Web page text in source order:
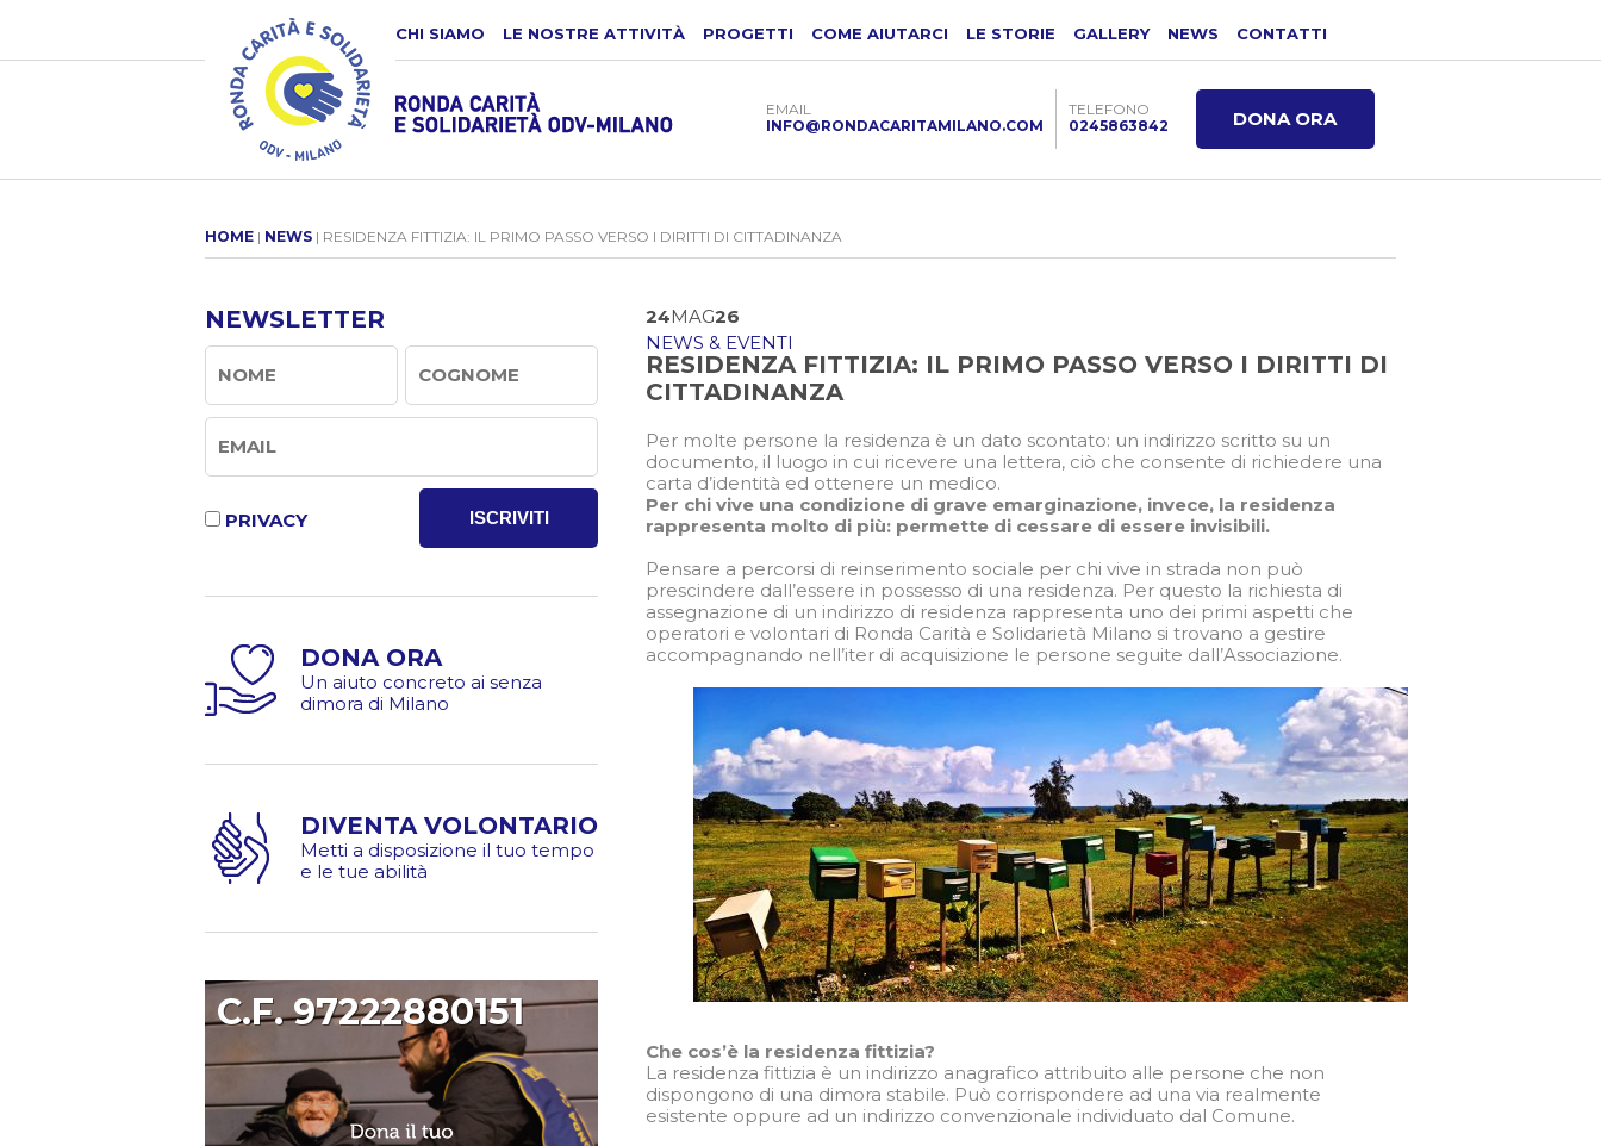
CHI SIAMO LE NOSTRE ATTIVITÀ PROGETTI COME AIUTARCI LE STORIE GALLERY NEWS CONTATTI
EMAIL
INFO@RONDACARITAMILANO.COM
TELEFONO
0245863842
DONA ORA
HOME | NEWS | RESIDENZA FITTIZIA: IL PRIMO PASSO VERSO I DIRITTI DI CITTADINANZA
NEWSLETTER
PRIVACY ISCRIVITI
DONA ORA
Un aiuto concreto ai senza
dimora di Milano
DIVENTA VOLONTARIO
Metti a disposizione il tuo tempo
e le tue abilità
C.F. 97222880151
24MAG26
NEWS & EVENTI
RESIDENZA FITTIZIA: IL PRIMO PASSO VERSO I DIRITTI DI
CITTADINANZA
Per molte persone la residenza è un dato scontato: un indirizzo scritto su un
documento, il luogo in cui ricevere una lettera, ciò che consente di richiedere una
carta d’identità ed ottenere un medico.
Per chi vive una condizione di grave emarginazione, invece, la residenza
rappresenta molto di più: permette di cessare di essere invisibili.
Pensare a percorsi di reinserimento sociale per chi vive in strada non può
prescindere dall’essere in possesso di una residenza. Per questo la richiesta di
assegnazione di un indirizzo di residenza rappresenta uno dei primi aspetti che
operatori e volontari di Ronda Carità e Solidarietà Milano si trovano a gestire
accompagnando nell’iter di acquisizione le persone seguite dall’Associazione.
Che cos’è la residenza fittizia?
La residenza fittizia è un indirizzo anagrafico attribuito alle persone che non
dispongono di una dimora stabile. Può corrispondere ad una via realmente
esistente oppure ad un indirizzo convenzionale individuato dal Comune.